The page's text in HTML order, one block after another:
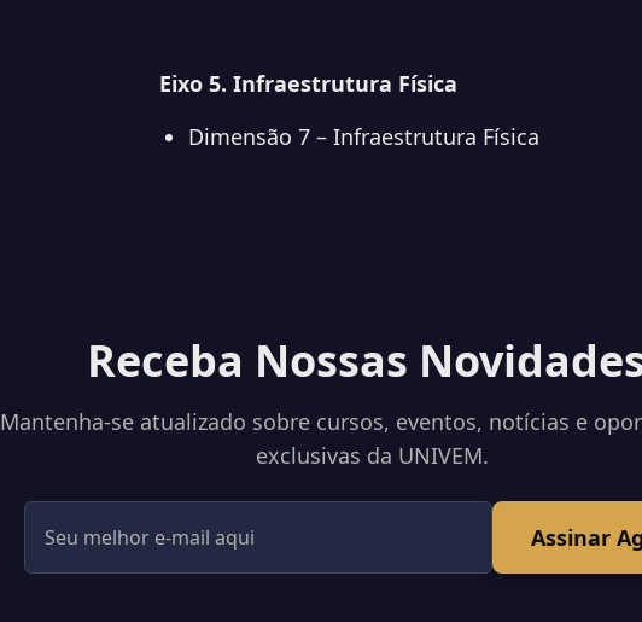
Eixo 5. Infraestrutura Física
Dimensão 7 – Infraestrutura Física
Receba Nossas
Mantenha-se atualizado sobre cursos, eventos, notícias e
exclusivas da UNIVEM.
Assinar